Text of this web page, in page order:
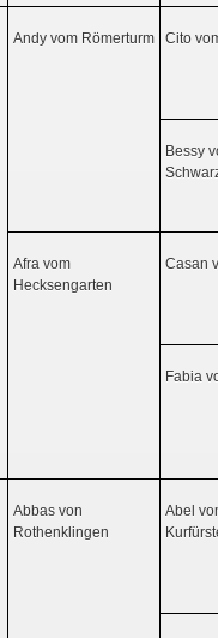
Andy vom Römerturm Cito
Bessy
Afra vom
Hecksengarten
Casan
Fabia
Abbas von
Rothenklingen
Abel